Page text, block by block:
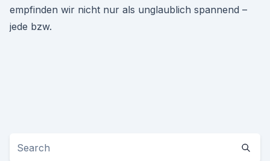
empfinden wir nicht nur als unglaublich spannend –
jede bzw.